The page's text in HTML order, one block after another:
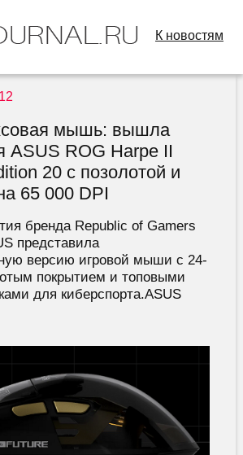
К новостям
мышь: вышла
ASUS ROG Harpe II
20 с позолотой и
65 000 DPI
бренда Republic of Gamers
представила
версию игровой мыши с 24-
покрытием и топовыми
для киберспорта.ASUS